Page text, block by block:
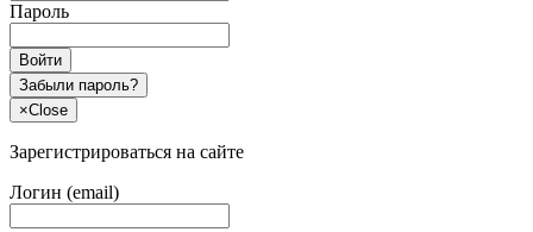
Пароль
Войти
Забыли пароль?
×Close
Зарегистрироваться на сайте
Логин (email)